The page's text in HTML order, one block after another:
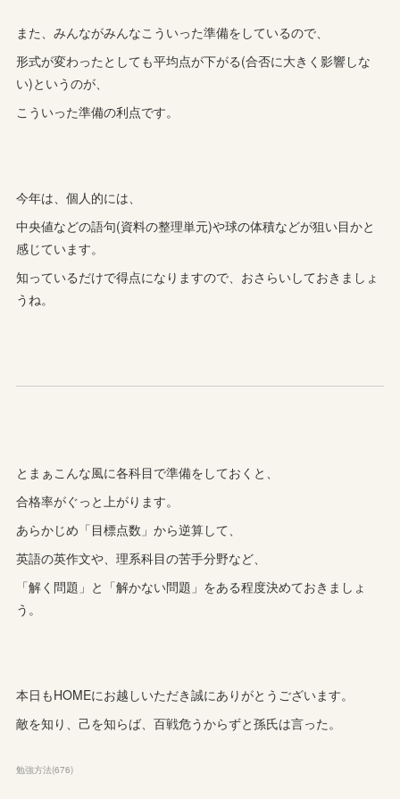
また、みんながみんなこういった準備をしているので、
形式が変わったとしても平均点が下がる(合否に大きく影響しな
い)というのが、
こういった準備の利点です。
今年は、個人的には、
中央値などの語句(資料の整理単元)や球の体積などが狙い目かと
感じています。
知っているだけで得点になりますので、おさらいしておきましょ
うね。
とまぁこんな風に各科目で準備をしておくと、
合格率がぐっと上がります。
あらかじめ「目標点数」から逆算して、
英語の英作文や、理系科目の苦手分野など、
「解く問題」と「解かない問題」をある程度決めておきましょ
う。
本日もHOMEにお越しいただき誠にありがとうございます。
敵を知り、己を知らば、百戦危うからずと孫氏は言った。
勉強方法(676)